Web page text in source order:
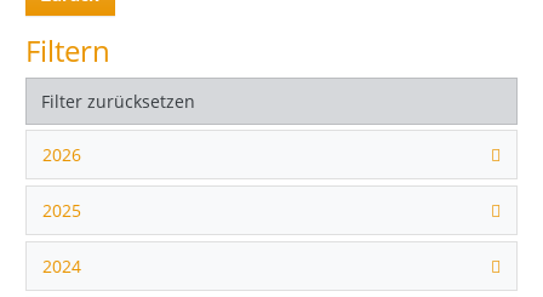
Filtern
Filter zurücksetzen
2026
2025
2024